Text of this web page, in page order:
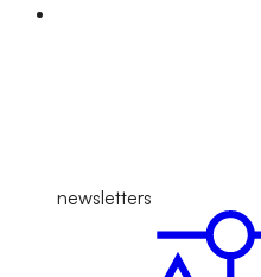
newsletters